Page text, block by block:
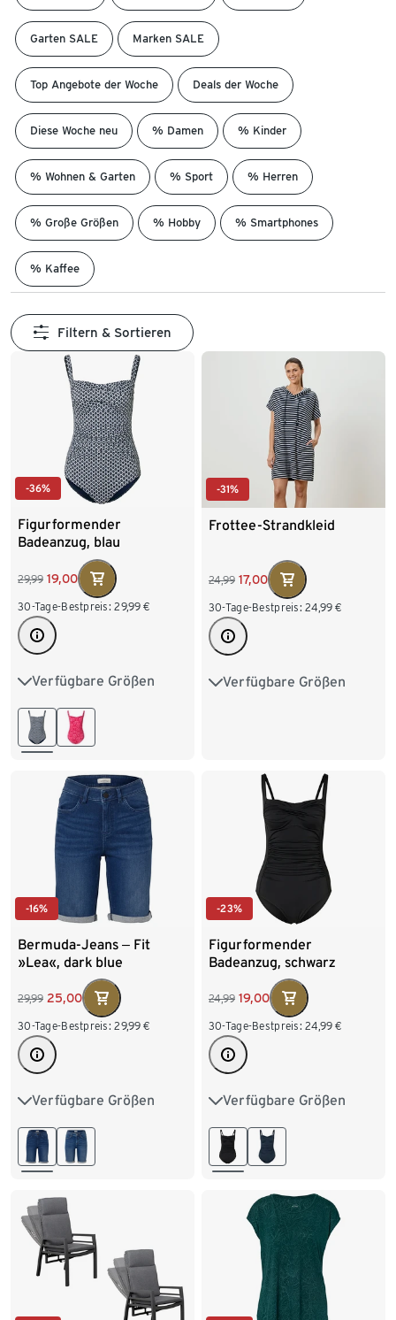
Garten SALE Marken SALE
Top Angebote der Woche Deals der Woche
Diese Woche neu % Damen % Kinder
% Wohnen & Garten % Sport % Herren
% Große Größen % Hobby % Smartphones
% Kaffee
Filtern & Sortieren
-36%
Figurformender
Badeanzug, blau
29,99 19,00
30-Tage-Bestpreis: 29,99 €
Verfügbare Größen
38 40 42 44
46 48
-31%
Frottee-Strandkleid
24,99 17,00
30-Tage-Bestpreis: 24,99 €
Verfügbare Größen
S 36/38 M 40/42
-16%
Bermuda-Jeans ‒ Fit
»Lea«, dark blue
29,99 25,00
30-Tage-Bestpreis: 29,99 €
Verfügbare Größen
36 38 40 42
44 46
-23%
Figurformender
Badeanzug, schwarz
24,99 19,00
30-Tage-Bestpreis: 24,99 €
Verfügbare Größen
38 40 42 44
46 48